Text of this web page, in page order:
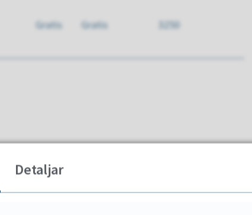
Gratis Gratis 3250
etter?
Detaljar